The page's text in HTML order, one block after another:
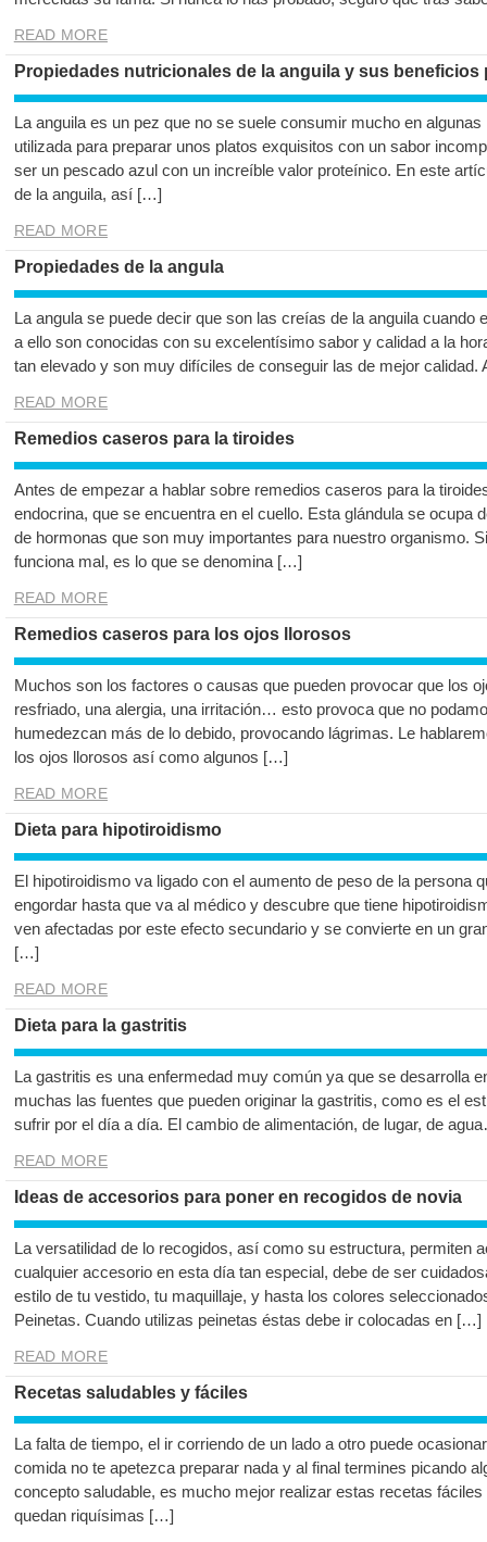
READ MORE
Propiedades nutricionales de la anguila y sus beneficios
La anguila es un pez que no se suele consumir mucho en
utilizada para preparar unos platos exquisitos con un sabor
ser un pescado azul con un increíble valor proteínico. En este
de la anguila, así […]
READ MORE
Propiedades de la angula
La angula se puede decir que son las creías de la anguila cuando
a ello son conocidas con su excelentísimo sabor y calidad a la
tan elevado y son muy difíciles de conseguir las de mejor
READ MORE
Remedios caseros para la tiroides
Antes de empezar a hablar sobre remedios caseros para la
endocrina, que se encuentra en el cuello. Esta glándula se ocupa
de hormonas que son muy importantes para nuestro organismo.
funciona mal, es lo que se denomina […]
READ MORE
Remedios caseros para los ojos llorosos
Muchos son los factores o causas que pueden provocar que los
resfriado, una alergia, una irritación… esto provoca que no
humedezcan más de lo debido, provocando lágrimas. Le
los ojos llorosos así como algunos […]
READ MORE
Dieta para hipotiroidismo
El hipotiroidismo va ligado con el aumento de peso de la persona
engordar hasta que va al médico y descubre que tiene
ven afectadas por este efecto secundario y se convierte en un
[…]
READ MORE
Dieta para la gastritis
La gastritis es una enfermedad muy común ya que se desarrolla
muchas las fuentes que pueden originar la gastritis, como es el
sufrir por el día a día. El cambio de alimentación, de lugar, de
READ MORE
Ideas de accesorios para poner en recogidos de novia
La versatilidad de lo recogidos, así como su estructura, permiten
cualquier accesorio en esta día tan especial, debe de ser
estilo de tu vestido, tu maquillaje, y hasta los colores
Peinetas. Cuando utilizas peinetas éstas debe ir colocadas en […]
READ MORE
Recetas saludables y fáciles
La falta de tiempo, el ir corriendo de un lado a otro puede
comida no te apetezca preparar nada y al final termines picando
concepto saludable, es mucho mejor realizar estas recetas
quedan riquísimas […]